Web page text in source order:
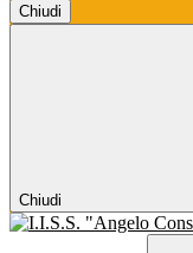
Chiudi
Chiudi